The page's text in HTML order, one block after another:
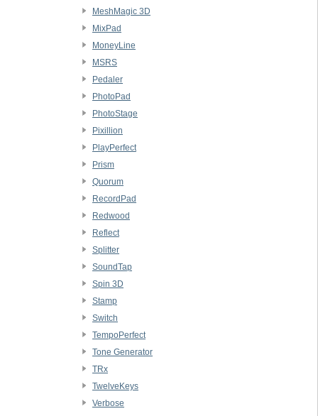
MeshMagic 3D
MixPad
MoneyLine
MSRS
Pedaler
PhotoPad
PhotoStage
Pixillion
PlayPerfect
Prism
Quorum
RecordPad
Redwood
Reflect
Splitter
SoundTap
Spin 3D
Stamp
Switch
TempoPerfect
Tone Generator
TRx
TwelveKeys
Verbose